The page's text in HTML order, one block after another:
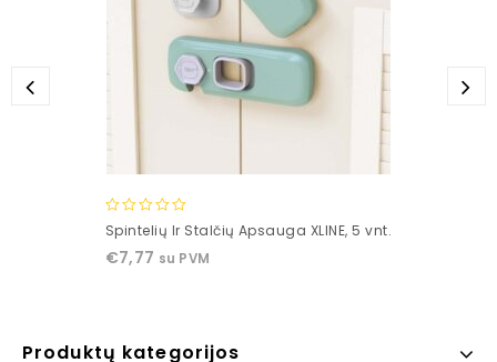
0
of
Spintelių Ir Stalčių Apsauga XLINE, 5 vnt.
€7,77 su PVM
Produktų kategorijos